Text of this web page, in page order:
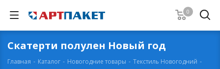
0
Скатерти полулен Новый год
Главная - Каталог - Новогодние товары - Текстиль Новогодний -